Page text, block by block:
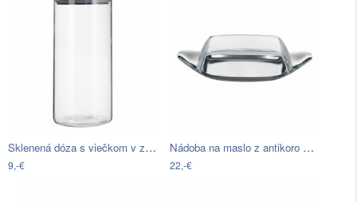
Sklenená dóza s viečkom v zlatej farbe…
9,-€
Nádoba na maslo z antikoro ocele WMF…
22,-€